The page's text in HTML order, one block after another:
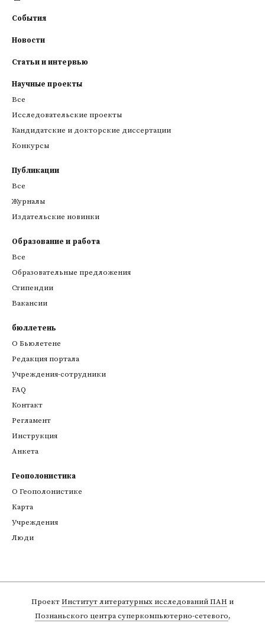
События
Новости
Статьи и интервью
Научные проекты
Все
Исследовательские проекты
Кандидатские и докторские диссертации
Конкурсы
Публикации
Все
Журналы
Издательские новинки
Образование и работа
Все
Образовательные предложения
Стипендии
Вакансии
бюллетень
О Бьюлетене
Редакция портала
Учреждения-сотрудники
FAQ
Контакт
Регламент
Инструкция
Анкета
Геополонистика
О Геополонистике
Kарта
Учреждения
Люди
ПроектИнститут литературных исследований ПАН и
Познаньского центра суперкомпьютерно-сетевого,